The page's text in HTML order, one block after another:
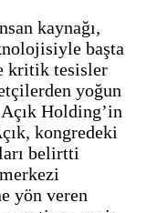
kaynağı,
başta
kritik tesisler
yoğun
Holding’in
kongredeki
belirtti
yön veren